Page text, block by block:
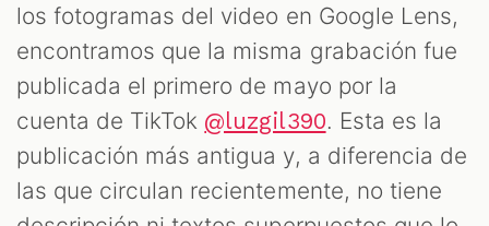
los fotogramas del video en Google Lens,
encontramos que la misma grabación fue
publicada el primero de mayo por la
cuenta de TikTok @luzgil390. Esta es la
publicación más antigua y, a diferencia de
las que circulan recientemente, no tiene